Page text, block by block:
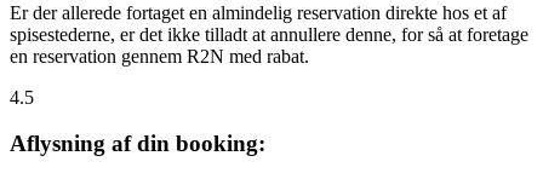
Er der allerede fortaget en almindelig reservation direkte hos et af
spisestederne, er det ikke tilladt at annullere denne, for så at foretage
en reservation gennem R2N med rabat.
4.5
Aflysning af din booking: